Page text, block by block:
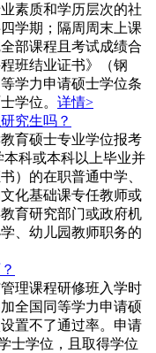
素质和学历层次的社
学期；隔周周末上课
部课程且考试成绩合
班结业证书》（钢
学力申请硕士学位条
学位。 详情>
究生吗？
育硕士专业学位报考
科或本科以上毕业并
）的在职普通中学、
化基础课专任教师或
育研究部门或政府机
、幼儿园教师职务的
理课程研修班入学时
全国同等学力申请硕
置不了通过率。申请
士学位，且取得学位